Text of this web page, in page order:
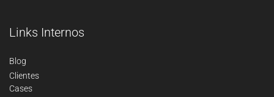
Links Internos
Blog
Clientes
Cases